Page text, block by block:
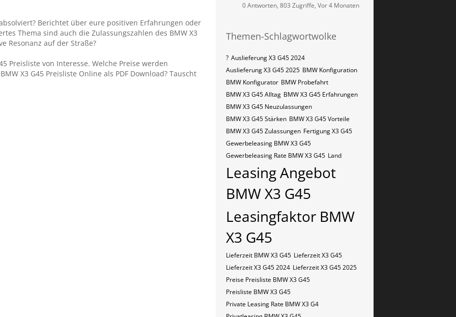
Berichtet über eure positiven Erfahrungen oder
Thema sind auch die Zulassungszahlen des BMW X3
Resonanz auf der Straße?
Preisliste von Interesse. Welche Preise werden
X3 G45 Preisliste Online als PDF Download? Tauscht
0 Antworten, 803 Zugriffe, Vor 4 Monaten
Themen-Schlagwortwolke
? Auslieferung X3 G45 2024
Auslieferung X3 G45 2025 BMW Konfiguration
BMW Konfigurator BMW Probefahrt
BMW X3 G45 Alltag BMW X3 G45 Erfahrungen
BMW X3 G45 Neuzulassungen
BMW X3 G45 Stärken BMW X3 G45 Vorteile
BMW X3 G45 Zulassungen Fertigung X3 G45
Gewerbeleasing BMW X3 G45
Gewerbeleasing Rate BMW X3 G45 Land
Leasing Angebot
BMW X3 G45
Leasingfaktor BMW
X3 G45
Lieferzeit BMW X3 G45 Lieferzeit X3 G45
Lieferzeit X3 G45 2024 Lieferzeit X3 G45 2025
Preise Preisliste BMW X3 G45
Preisliste BMW X3 G45
Private Leasing Rate BMW X3 G4